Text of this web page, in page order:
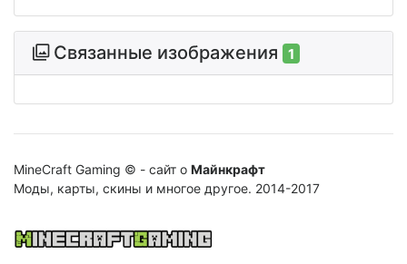
Связанные изображения 1
MineCraft Gaming © - сайт о Майнкрафт
Моды, карты, скины и многое другое. 2014-2017